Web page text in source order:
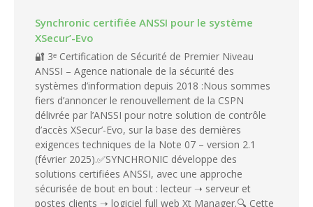
Synchronic certifiée ANSSI pour le système
XSecur’-Evo
🔐 3ᵉ Certification de Sécurité de Premier Niveau
ANSSI – Agence nationale de la sécurité des
systèmes d’information depuis 2018 :Nous sommes
fiers d’annoncer le renouvellement de la CSPN
délivrée par l’ANSSI pour notre solution de contrôle
d’accès XSecur’-Evo, sur la base des dernières
exigences techniques de la Note 07 – version 2.1
(février 2025).✅SYNCHRONIC développe des
solutions certifiées ANSSI, avec une approche
sécurisée de bout en bout : lecteur ➝ serveur et
postes clients ➝ logiciel full web Xt Manager.🔍 Cette